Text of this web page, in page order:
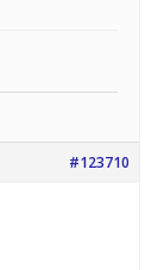
#123710